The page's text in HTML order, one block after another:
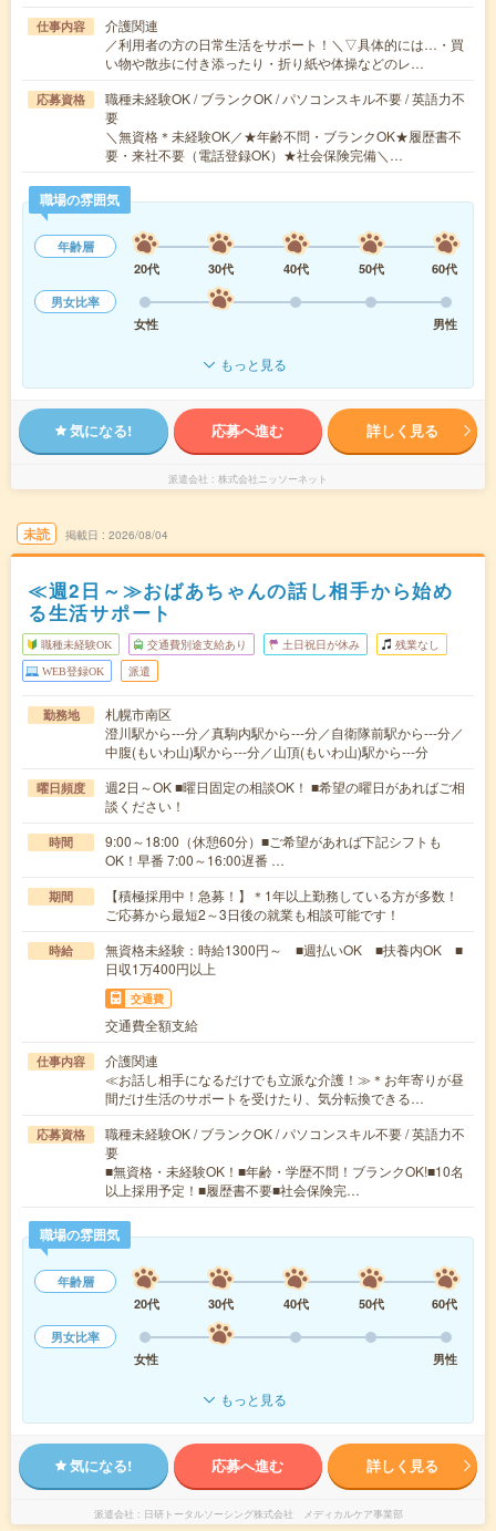
仕事内容
介護関連
／利用者の方の日常生活をサポート！＼▽具体的には…・買
い物や散歩に付き添ったり・折り紙や体操などのレ…
応募資格
職種未経験OK / ブランクOK / パソコンスキル不要 / 英語力不
要
＼無資格＊未経験OK／★年齢不問・ブランクOK★履歴書不
要・来社不要（電話登録OK）★社会保険完備＼…
職場の雰囲気
年齢層
20代
30代 40代 50代
60代
男女比率
女性
男性
もっと見る
気になる! 応募へ進む 詳しく見る
派遣会社 株式会社ニッソーネット
未読 掲載日 2026/08/04
≪週2日～≫おばあちゃんの話し相手から始め
る生活サポート
職種未経験OK 交通費別途支給あり 土日祝日が休み 残業なし
WEB登録OK 派遣
勤務地
札幌市南区
澄川駅から---分／真駒内駅から---分／自衛隊前駅から---分／
中腹(もいわ山)駅から---分／山頂(もいわ山)駅から---分
曜日頻度
週2日～OK ■曜日固定の相談OK！ ■希望の曜日があればご相
談ください！
時間
9:00～18:00（休憩60分）■ご希望があれば下記シフトも
OK！早番 7:00～16:00遅番 …
期間
【積極採用中！急募！】＊1年以上勤務している方が多数！
ご応募から最短2～3日後の就業も相談可能です！
時給
無資格未経験：時給1300円～ ■週払いOK ■扶養内OK ■
日収1万400円以上
交通費
交通費全額支給
仕事内容
介護関連
≪お話し相手になるだけでも立派な介護！≫＊お年寄りが昼
間だけ生活のサポートを受けたり、気分転換できる…
応募資格
職種未経験OK / ブランクOK / パソコンスキル不要 / 英語力不
要
■無資格・未経験OK！■年齢・学歴不問！ブランクOK!■10名
以上採用予定！■履歴書不要■社会保険完…
職場の雰囲気
年齢層
20代
30代 40代 50代
60代
男女比率
女性
男性
もっと見る
気になる! 応募へ進む 詳しく見る
派遣会社 日研トータルソーシング株式会社 メディカルケア事業部